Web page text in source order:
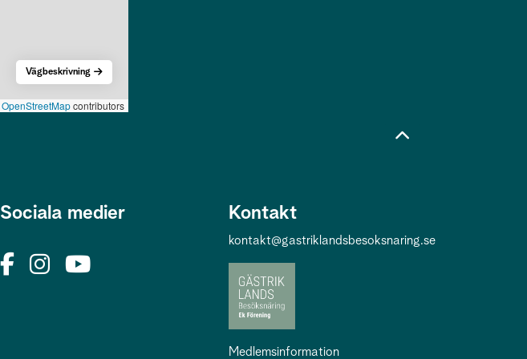
OpenStreetMapcontributors
Vägbeskrivning
Sociala medier Kontakt
kontakt@gastriklandsbesoksnaring.se
Medlemsinformation